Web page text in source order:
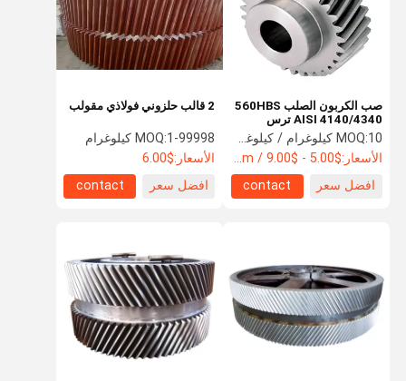
2 قالب حلزوني فولاذي مقولب
MOQ:1-99998 كيلوغرام
الأسعار:$6.00
افضل سعر
contact
صب الكربون الصلب 560HBS
AISI 4140/4340 ترس
حلزوني فولاذي ترس
MOQ:10 كيلوغرام / كيلوغرام
الأسعار:$5.00 - $9.00 / Kilogram
افضل سعر
contact